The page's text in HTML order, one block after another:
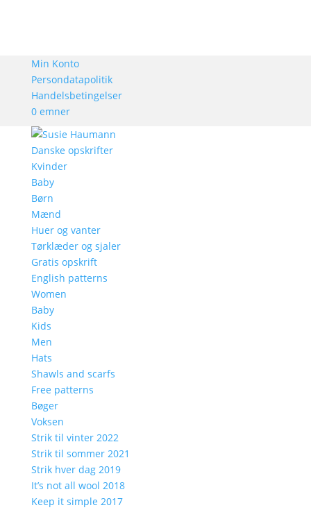
Min Konto
Persondatapolitik
Handelsbetingelser
0 emner
Danske opskrifter
Kvinder
Baby
Børn
Mænd
Huer og vanter
Tørklæder og sjaler
Gratis opskrift
English patterns
Women
Baby
Kids
Men
Hats
Shawls and scarfs
Free patterns
Bøger
Voksen
Strik til vinter 2022
Strik til sommer 2021
Strik hver dag 2019
It’s not all wool 2018
Keep it simple 2017